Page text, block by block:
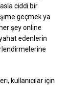
ciddi bir
geçmek ya
şey online
edenlerin
kullanıcılar için